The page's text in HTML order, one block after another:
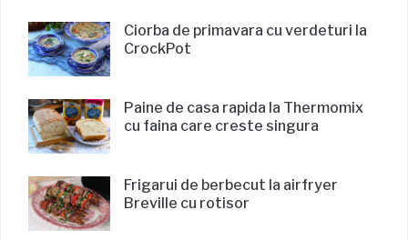
Ciorba de primavara cu verdeturi la
CrockPot
Paine de casa rapida la Thermomix
cu faina care creste singura
Frigarui de berbecut la airfryer
Breville cu rotisor